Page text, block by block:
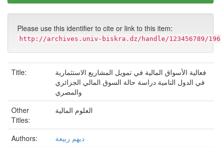
Please use this identifier to cite or link to this item:
http://archives.univ-biskra.dz/handle/123456789/
Title:
فعالية الأسواق المالية في تمويل المشاريع الاستثمارية
في الدول النامية دراسة حالة السوق المالي الجزائري
والمصري
Other
Titles:
العلوم المالية
Authors:
دیھم ربیعة